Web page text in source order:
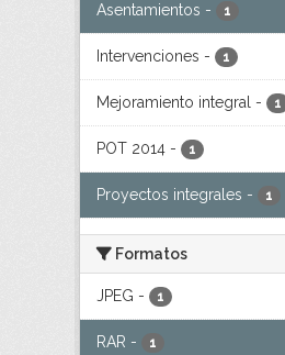
Asentamientos - 1
Intervenciones - 1
Mejoramiento integral - 1
POT 2014 - 1
Proyectos integrales - 1
Formatos
JPEG - 1
RAR - 1